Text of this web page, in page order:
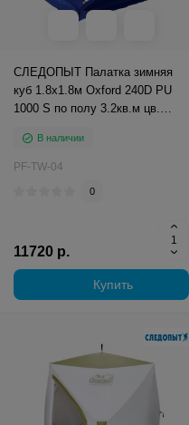
СЛЕДОПЫТ Палатка зимняя
куб 1.8х1.8м Oxford 240D PU
1000 S по полу 3.2кв.м цв.
В наличии
PF-TW-04
0
11720 р.
Купить